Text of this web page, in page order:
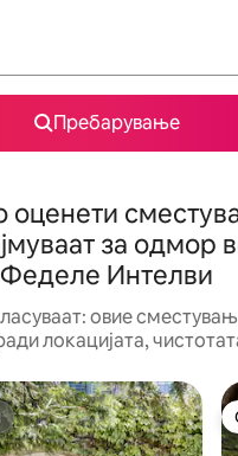
Пребарување
оценети
за одмор
Феделе Интелви
овие
локацијата,